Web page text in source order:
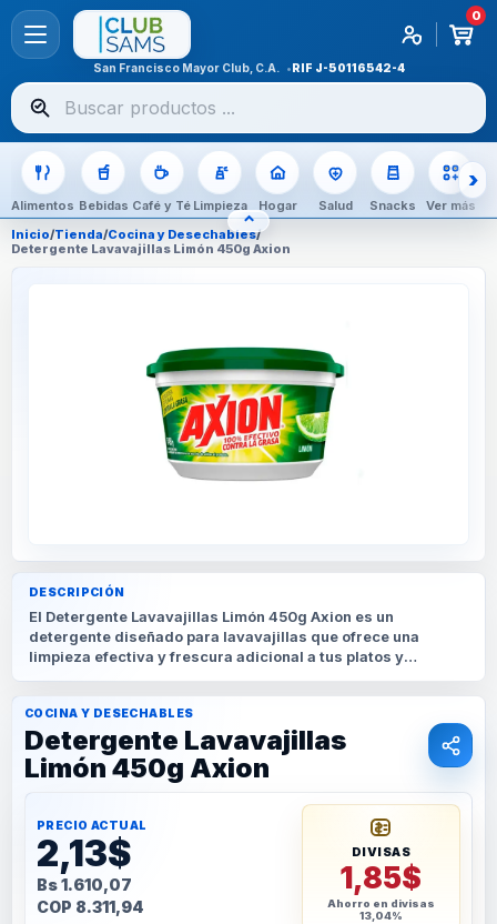
0
San Francisco Mayor Club, C.A. RIF J-50116542-4
Buscar
productos
Alimentos Bebidas Café y Té Limpieza Hogar Salud Snacks Ver más
⌃OCULTAR CATEGORÍAS
Inicio/Tienda/Cocina y Desechables/
Detergente Lavavajillas Limón 450g Axion
DESCRIPCIÓN
El Detergente Lavavajillas Limón 450g Axion es un
detergente diseñado para lavavajillas que ofrece una
limpieza efectiva y frescura adicional a tus platos y
COCINA Y DESECHABLES
Detergente Lavavajillas
Limón 450g Axion
PRECIO ACTUAL
2,13$
Bs 1.610,07
COP 8.311,94
DIVISAS
1,85$
Ahorro en divisas
13,04%